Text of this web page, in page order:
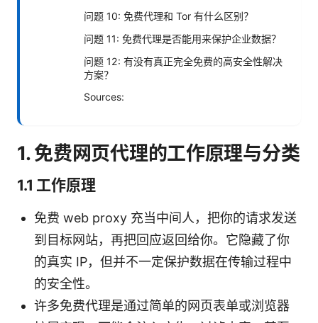
问题 10: 免费代理和 Tor 有什么区别？
问题 11: 免费代理是否能用来保护企业数据？
问题 12: 有没有真正完全免费的高安全性解决
方案？
Sources:
1. 免费网页代理的工作原理与分类
1.1 工作原理
免费 web proxy 充当中间人，把你的请求发送
到目标网站，再把回应返回给你。它隐藏了你
的真实 IP，但并不一定保护数据在传输过程中
的安全性。
许多免费代理是通过简单的网页表单或浏览器